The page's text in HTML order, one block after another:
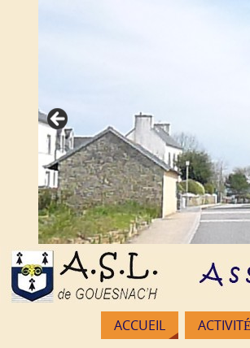
ACCUEIL